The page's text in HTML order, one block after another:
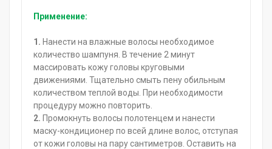
Применение:
1. Нанести на влажные волосы необходимое
количество шампуня. В течение 2 минут
массировать кожу головы круговыми
движениями. Тщательно смыть пену обильным
количеством теплой воды. При необходимости
процедуру можно повторить.
2. Промокнуть волосы полотенцем и нанести
маску-кондиционер по всей длине волос, отступая
от кожи головы на пару сантиметров. Оставить на